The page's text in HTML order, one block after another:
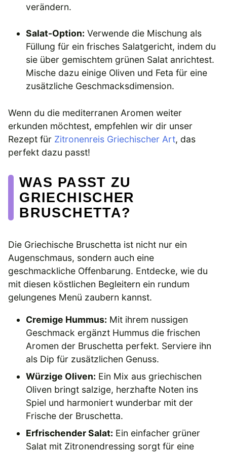
verändern.
Salat-Option: Verwende die Mischung als
Füllung für ein frisches Salatgericht, indem du
sie über gemischtem grünen Salat anrichtest.
Mische dazu einige Oliven und Feta für eine
zusätzliche Geschmacksdimension.
Wenn du die mediterranen Aromen weiter
erkunden möchtest, empfehlen wir dir unser
Rezept für Zitronenreis Griechischer Art, das
perfekt dazu passt!
WAS PASST ZU
GRIECHISCHER
BRUSCHETTA?
Die Griechische Bruschetta ist nicht nur ein
Augenschmaus, sondern auch eine
geschmackliche Offenbarung. Entdecke, wie du
mit diesen köstlichen Begleitern ein rundum
gelungenes Menü zaubern kannst.
Cremige Hummus: Mit ihrem nussigen
Geschmack ergänzt Hummus die frischen
Aromen der Bruschetta perfekt. Serviere ihn
als Dip für zusätzlichen Genuss.
Würzige Oliven: Ein Mix aus griechischen
Oliven bringt salzige, herzhafte Noten ins
Spiel und harmoniert wunderbar mit der
Frische der Bruschetta.
Erfrischender Salat: Ein einfacher grüner
Salat mit Zitronendressing sorgt für eine